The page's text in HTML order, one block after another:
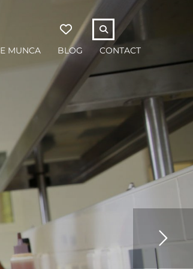
MUNCA BLOG CONTACT